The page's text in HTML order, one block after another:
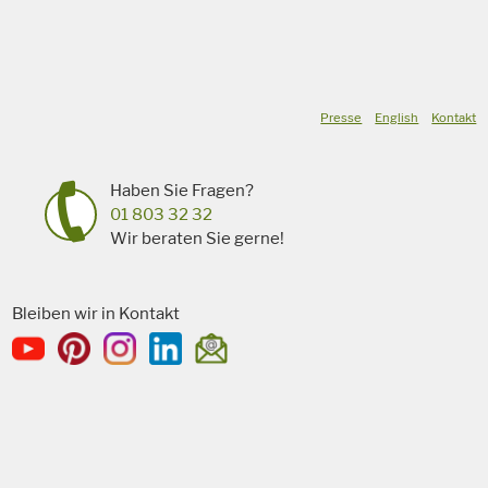
Presse English Kontakt
Haben Sie Fragen?
01 803 32 32
Wir beraten Sie gerne!
Bleiben wir in Kontakt